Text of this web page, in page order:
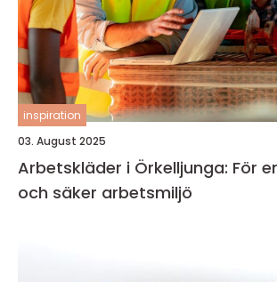
inspiration
03. August 2025
Arbetskläder i Örkelljunga: För
och säker arbetsmiljö